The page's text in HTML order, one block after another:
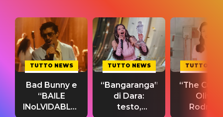
TUTTO NEWS
Bad Bunny e
“BAILE
INoLVIDABLE”:
TUTTO NEWS
“Bangaranga”
di Dara:
testo,
TUTTO
“The
Olivia